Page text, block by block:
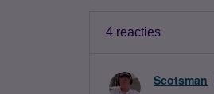
4 reacties
Scotsman